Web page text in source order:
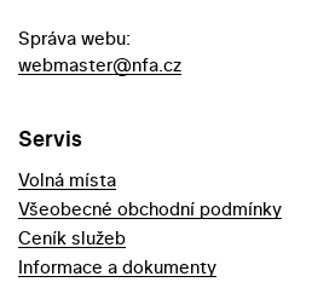
Správa webu:
webmaster@nfa.cz
Servis
Volná místa
Všeobecné obchodní podmínky
Ceník služeb
Informace a dokumenty